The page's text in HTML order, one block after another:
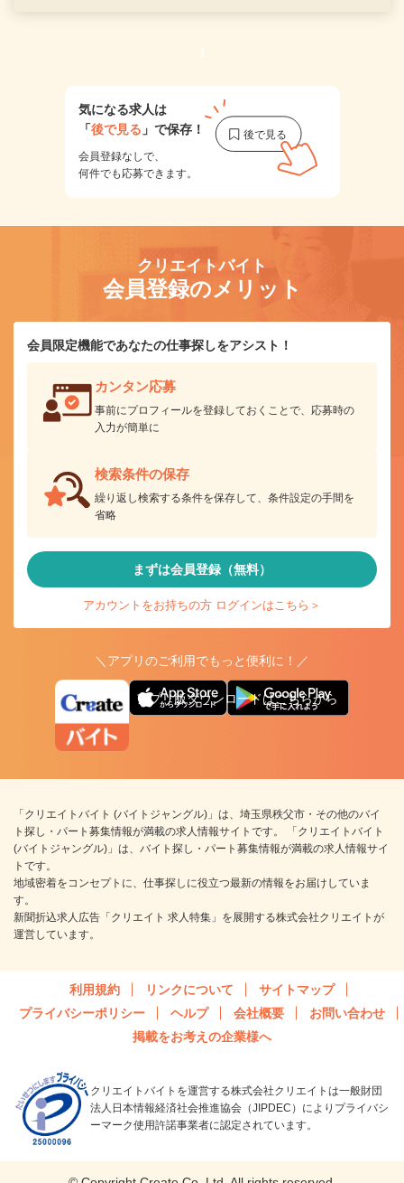
1
気になる求人は
「後で見る 」で保存！
会員登録なしで、
何件でも応募できます。
クリエイトバイト
会員登録のメリット
会員限定機能であなたの仕事探しをアシスト！
カンタン応募
事前にプロフィールを登録しておくことで、応募時の
入力が簡単に
検索条件の保存
繰り返し検索する条件を保存して、条件設定の手間を
省略
まずは会員登録（無料）
アカウントをお持ちの方 ログインはこちら＞
＼アプリのご利用でもっと便利に！／
アプリ版ダウンロードはこちらから
「クリエイトバイト (バイトジャングル)」は、埼玉県秩父市・その他のバイ
ト探し・パート募集情報が満載の求人情報サイトです。 「クリエイトバイト
(バイトジャングル)」は、バイト探し・パート募集情報が満載の求人情報サイ
トです。
地域密着をコンセプトに、仕事探しに役立つ最新の情報をお届けしていま
す。
新聞折込求人広告「クリエイト 求人特集」を展開する株式会社クリエイトが
運営しています。
利用規約 リンクについて
サイトマップ
プライバシーポリシー
ヘルプ 会社概要
お問い合わせ
掲載をお考えの企業様へ
クリエイトバイトを運営する株式会社クリエイトは一般財団
法人日本情報経済社会推進協会（JIPDEC）によりプライバシ
ーマーク使用許諾事業者に認定されています。